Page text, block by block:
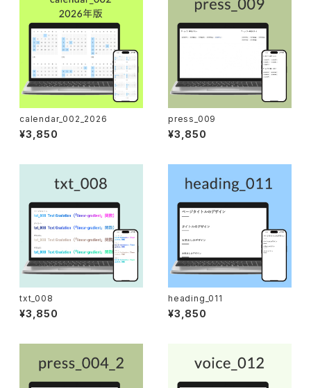
calendar_002_2026
¥3,850
press_009
¥3,850
txt_008
¥3,850
heading_011
¥3,850